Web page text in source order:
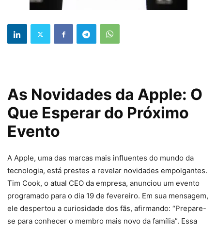
As Novidades da Apple: O
Que Esperar do Próximo
Evento
A Apple, uma das marcas mais influentes do mundo da
tecnologia, está prestes a revelar novidades empolgantes.
Tim Cook, o atual CEO da empresa, anunciou um evento
programado para o dia 19 de fevereiro. Em sua mensagem,
ele despertou a curiosidade dos fãs, afirmando: “Prepare-
se para conhecer o membro mais novo da família”. Essa